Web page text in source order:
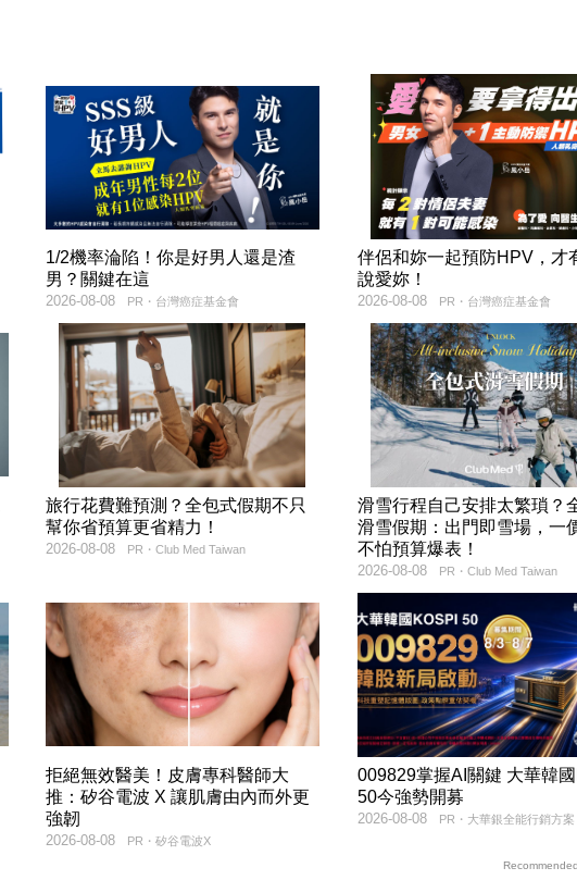
1/2機率淪陷！你是好男人還是渣
男？關鍵在這
PR・台灣癌症基金會
2026-08-08
伴侶和妳一起預防HPV，才
說愛妳！
PR・台灣癌症基金會
2026-08-08
旅行花費難預測？全包式假期不只
幫你省預算更省精力！
PR・Club Med Taiwan
2026-08-08
滑雪行程自己安排太繁瑣？
滑雪假期：出門即雪場，一
不怕預算爆表！
PR・Club Med Taiwan
2026-08-08
拒絕無效醫美！皮膚專科醫師大
推：矽谷電波 X 讓肌膚由內而外更
強韌
PR・矽谷電波X
2026-08-08
009829掌握AI關鍵 大華韓國
50今強勢開募
PR・大華銀全能行銷方案
2026-08-08